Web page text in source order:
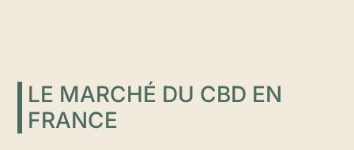
LE MARCHÉ DU CBD EN
FRANCE